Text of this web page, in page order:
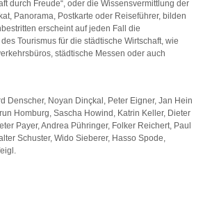
durch Freude“, oder die Wissensvermittlung der
Panorama, Postkarte oder Reiseführer, bilden
erscheint auf jeden Fall die
Tourismus für die städtische Wirtschaft, wie
städtische Messen oder auch
Denscher, Noyan Dinçkal, Peter Eigner, Jan Hein
Homburg, Sascha Howind, Katrin Keller, Dieter
Payer, Andrea Pühringer, Folker Reichert, Paul
Schuster, Wido Sieberer, Hasso Spode,